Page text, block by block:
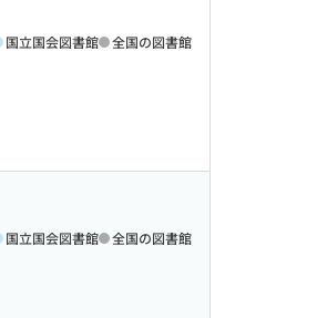
国立国会図書館 全国の図書館
国立国会図書館 全国の図書館